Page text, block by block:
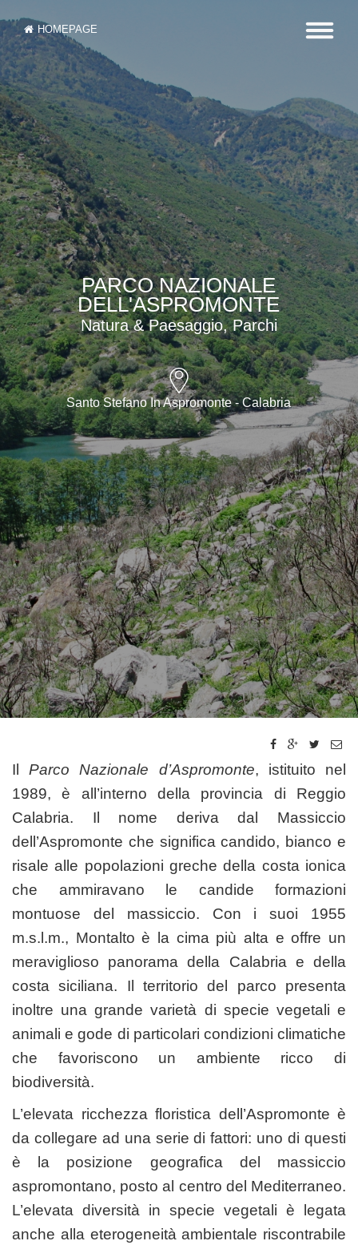
HOMEPAGE
PARCO NAZIONALE
DELL'ASPROMONTE
Natura & Paesaggio, Parchi
Santo Stefano In Aspromonte - Calabria
IlParco Nazionale d’Aspromonte, istituito nel
1989, è all’interno della provincia di Reggio
Calabria. Il nome deriva dal Massiccio
dell’Aspromonte che significa candido, bianco e
risale alle popolazioni greche della costa ionica
che ammiravano le candide formazioni
montuose del massiccio. Con i suoi 1955
m.s.l.m., Montalto è la cima più alta e offre un
meraviglioso panorama della Calabria e della
costa siciliana. Il territorio del parco presenta
inoltre una grande varietà di specie vegetali e
animali e gode di particolari condizioni climatiche
che favoriscono un ambiente ricco di
biodiversità.
L’elevata ricchezza floristica dell’Aspromonte è
da collegare ad una serie di fattori: uno di questi
è la posizione geografica del massiccio
aspromontano, posto al centro del Mediterraneo.
L’elevata diversità in specie vegetali è legata
anche alla eterogeneità ambientale riscontrabile